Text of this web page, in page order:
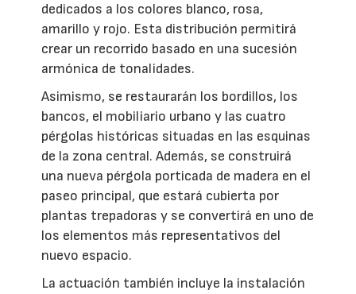
dedicados a los colores blanco, rosa,
amarillo y rojo. Esta distribución permitirá
crear un recorrido basado en una sucesión
armónica de tonalidades.
Asimismo, se restaurarán los bordillos, los
bancos, el mobiliario urbano y las cuatro
pérgolas históricas situadas en las esquinas
de la zona central. Además, se construirá
una nueva pérgola porticada de madera en el
paseo principal, que estará cubierta por
plantas trepadoras y se convertirá en uno de
los elementos más representativos del
nuevo espacio.
La actuación también incluye la instalación